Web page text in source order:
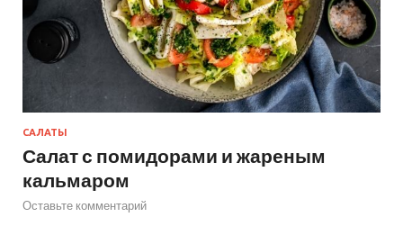
САЛАТЫ
Салат с помидорами и жареным
кальмаром
Оставьте комментарий